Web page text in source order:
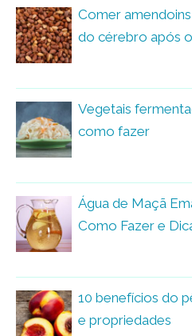
Comer
do cérebro após
Vegetais
como fazer
Água de Maçã
Como Fazer e
10 benefícios do
e propriedades